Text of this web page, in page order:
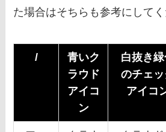
た場合はそちらも参考にしてく
/
青いク
ラウド
アイコ
ン
白抜き
のチェッ
アイコ